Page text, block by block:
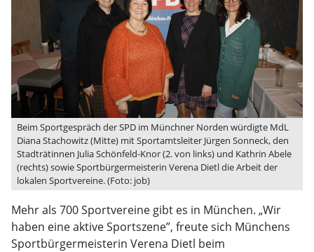
Beim Sportgespräch der SPD im Münchner Norden würdigte MdL
Diana Stachowitz (Mitte) mit Sportamtsleiter Jürgen Sonneck, den
Stadträtinnen Julia Schönfeld-Knor (2. von links) und Kathrin Abele
(rechts) sowie Sportbürgermeisterin Verena Dietl die Arbeit der
lokalen Sportvereine. (Foto: job)
Mehr als 700 Sportvereine gibt es in München. „Wir
haben eine aktive Sportszene”, freute sich Münchens
Sportbürgermeisterin Verena Dietl beim